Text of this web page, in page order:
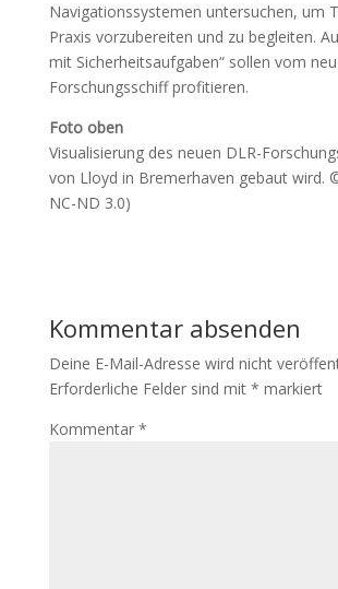
Navigationssystemen untersuchen, um
Praxis vorzubereiten und zu begleiten.
mit Sicherheitsaufgaben“ sollen vom
Forschungsschiff profitieren.
Foto oben
Visualisierung des neuen DLR-
von Lloyd in Bremerhaven gebaut wird.
NC-ND 3.0)
Kommentar absenden
Deine E-Mail-Adresse wird nicht
Erforderliche Felder sind mit * markiert
Kommentar *